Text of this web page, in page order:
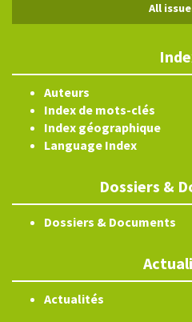
All
Auteurs
Index de mots-clés
Index géographique
Language Index
Dossiers &
Dossiers & Documents
Actualités